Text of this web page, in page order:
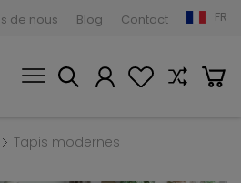
de nous Blog Contact FR
Tapis modernes